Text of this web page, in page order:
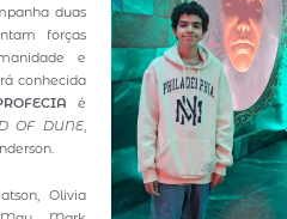
duas
forças
e
conhecida
é
OF DUNE,
Olivia